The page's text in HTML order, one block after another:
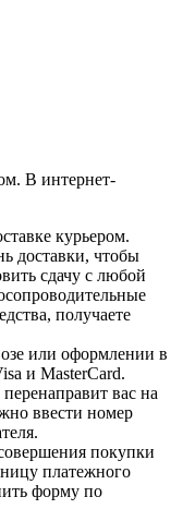
В интернет-
курьером.
доставки, чтобы
сдачу с любой
получаете
или оформлении в
и MasterCard.
вас на
ввести номер
покупки
платежного
форму по